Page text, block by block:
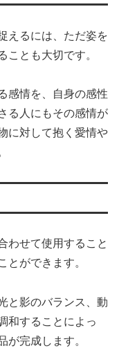
えるには、ただ姿を
ことも大切です。
感情を、自身の感性
る人にもその感情が
に対して抱く愛情や
わせて使用すること
とができます。
と影のバランス、動
和することによっ
が完成します。